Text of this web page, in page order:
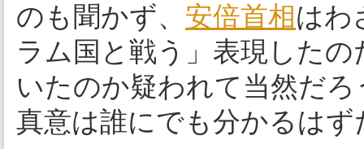
のも聞かず、 安倍首相はわ
ラム国と戦う」表現した
いたのか疑われて当然だ
真意は誰にでも分かるはず